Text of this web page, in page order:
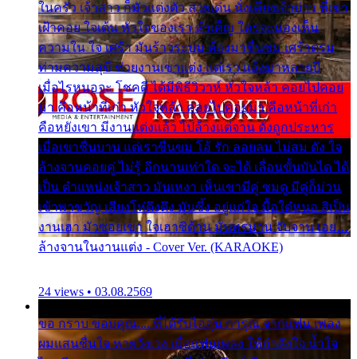
ในครัว เจ้าสาว ก็มัวแต่งตัว สวยเด่น นั่งเคียงเจ้าบ่าว ที่เขา
เฝ้าคอย ใจเต้น หัวใจของเรา ลำเค็ญ ใครจะมองเห็น
ความใน ใจ เศร้า มันร้าวระบม ต้องมาขื่นขม เศร้าตรม
ท่ามความสุขี ช่วยงานเขาแต่ง แต่เรา แล้งมาหลายปี
เมื่อไรหนอจะ โชคดี ได้มีพิธีวิวาห์ หัวใจหล้า คอยไปคอย
มา คือหน้าที่เก่า หัวใจหล้า คอยไปคอยมา คือหน้าที่เก่า
คือหยังเขา มีงานแต่งแล้ว ไปล้างแต่จาน ดั่งถูกประหาร
เมื่อเขาชื่นบาน แต่เราขื่นขม โอ้ รัก ลอยลม ไม่สม ดัง ใจ
ล้างจานคอยคู่ ไม่รู้ อีกนานเท่าใด จะได้ เลื่อนขั้นบันได ได้
เป็น ตำแหน่งเจ้าสาว มันเหงา เห็นเขามีคู่ ซมดู มีคู่ก็ม่วน
เข้าพาขวัญ เสียงโห่ตึงตึง มันซึ้ง อยู่แก่ใจ มื้อใด๋หนอ สิเป็น
งานเฮา มัวซอยเขา ใจเฮาซิด้าน มันทรมาน จับจาน เอย…
ล้างจานในงานแต่ง - Cover Ver. (KARAOKE)
24 views • 03.08.2569
ขอ กราบ ขอบคุณ.... ที่ได้รับไออุ่น การุณ จากแฟน เพลง
ผมแสนชื่นใจ หายวังเวง เมื่อแฟนเพลง ให้กำลังใจ น้ำใจ